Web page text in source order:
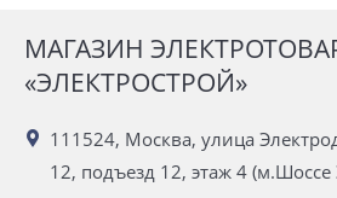
МАГАЗИН
«ЭЛЕКТРОСТРОЙ»
111524, Москва, улица
12, подъезд 12, этаж 4 (м.Шоссе